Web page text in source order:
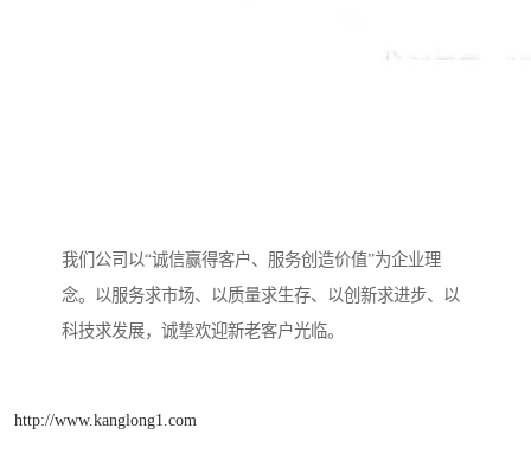
我们公司以“诚信赢得客户、服务创造价值”为企业理
念。以服务求市场、以质量求生存、以创新求进步、以
科技求发展，诚挚欢迎新老客户光临。
http://www.kanglong1.com